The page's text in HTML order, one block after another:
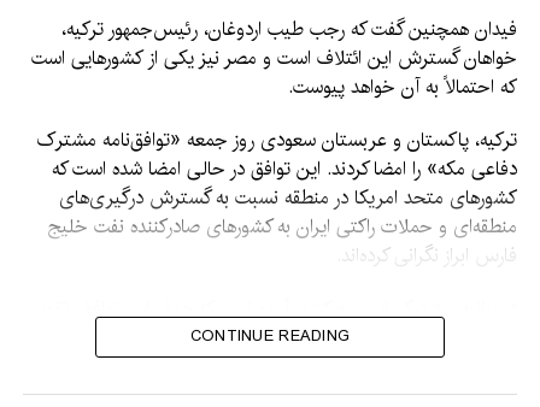
فیدان همچنین گفت که رجب طیب اردوغان، رئیس‌جمهور ترکیه،
خواهان گسترش این ائتلاف است و مصر نیز یکی از کشورهایی است
که احتمالاً به آن خواهد پیوست.
ترکیه، پاکستان و عربستان سعودی روز جمعه «توافق‌نامه مشترک
دفاعی مکه» را امضا کردند. این توافق در حالی امضا شده است که
کشورهای متحد امریکا در منطقه نسبت به گسترش درگیری‌های
منطقه‌ای و حملات راکتی ایران به کشورهای صادرکننده نفت خلیج
فارس ابراز نگرانی کرده‌اند.
در بیانیه مشترک این سه کشور آمده است که هدف این توافق، تقویت
بازدارندگی جمعی در برابر هرگونه اقدام تجاوزکارانه است و بر اساس
آن، حمله مسلحانه به هر یک از سه کشور، حمله به همه اعضا تلقی
خواهد شد.
CONTINUE READING